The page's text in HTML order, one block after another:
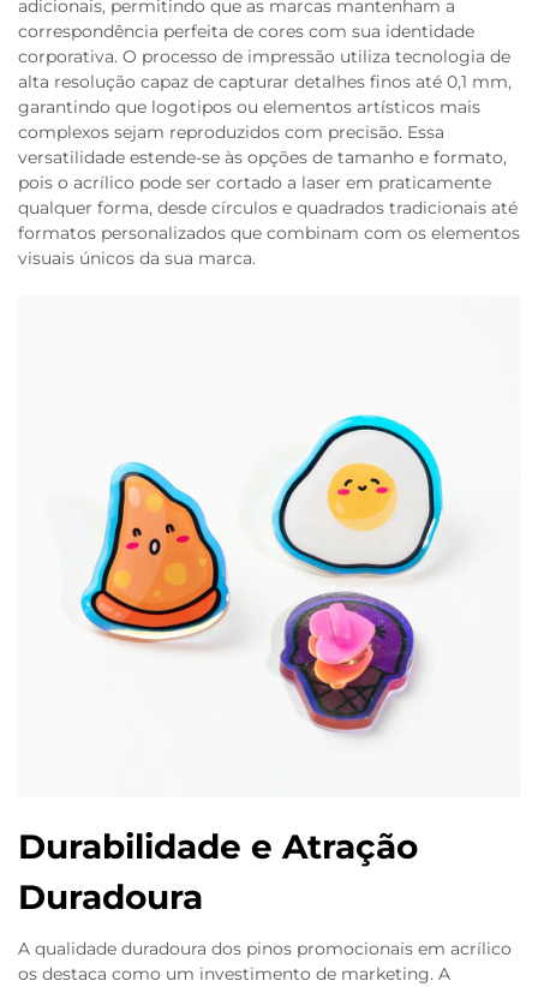
adicionais, permitindo que as marcas mantenham a
correspondência perfeita de cores com sua identidade
corporativa. O processo de impressão utiliza tecnologia de
alta resolução capaz de capturar detalhes finos até 0,1 mm,
garantindo que logotipos ou elementos artísticos mais
complexos sejam reproduzidos com precisão. Essa
versatilidade estende-se às opções de tamanho e formato,
pois o acrílico pode ser cortado a laser em praticamente
qualquer forma, desde círculos e quadrados tradicionais até
formatos personalizados que combinam com os elementos
visuais únicos da sua marca.
Durabilidade e Atração
Duradoura
A qualidade duradoura dos pinos promocionais em acrílico
os destaca como um investimento de marketing. A